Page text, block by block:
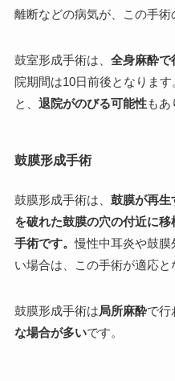
離断などの病気が、この手術
鼓室形成手術は、 全身麻酔で
院期間は10日前後となります
と、 退院がのびる可能性もあ
鼓膜形成手術
鼓膜形成手術は、 鼓膜が再生
を破れた鼓膜の穴の付近に
手術です。慢性中耳炎や鼓膜
い場合は、この手術が適応と
鼓膜形成手術は局所麻酔で行
な場合が多いです。